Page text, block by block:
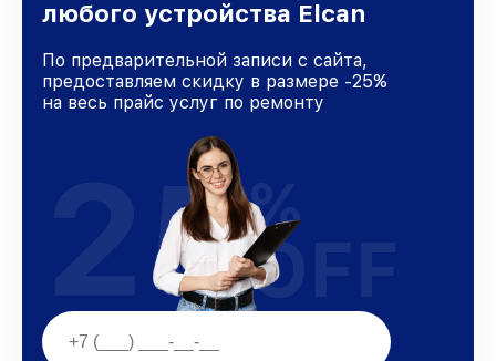
любого устройства Elcan
По предварительной записи с сайта,
предоставляем скидку в размере -25%
на весь прайс услуг по ремонту
25%
OFF